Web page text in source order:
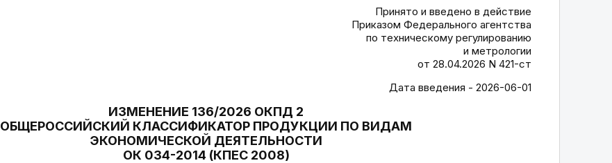
Принято и введено в действие
Приказом Федерального агентства
по техническому регулированию
и метрологии
от 28.04.2026 N 421-ст
Дата введения - 2026-06-01
ИЗМЕНЕНИЕ 136/2026 ОКПД 2
ОБЩЕРОССИЙСКИЙ КЛАССИФИКАТОР ПРОДУКЦИИ ПО ВИДАМ
ЭКОНОМИЧЕСКОЙ ДЕЯТЕЛЬНОСТИ
ОК 034-2014 (КПЕС 2008)